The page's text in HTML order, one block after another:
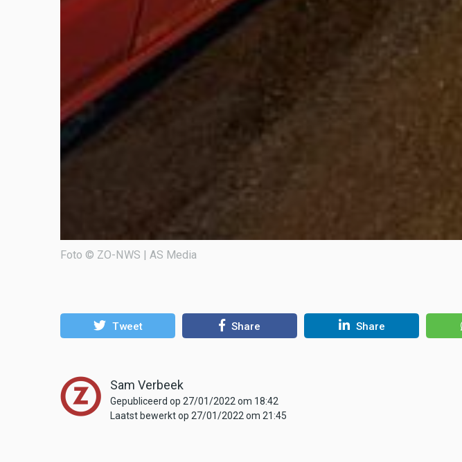
Foto © ZO-NWS | AS Media
Tweet Share Share
Sam Verbeek
Gepubliceerd op 27/01/2022 om 18:42
Laatst bewerkt op 27/01/2022 om 21:45